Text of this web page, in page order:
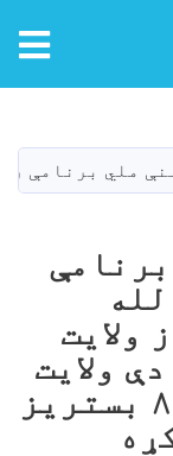
برنامې رئیس،
ولایت
ولایت
د روږدو درملنې له ۸۰ بستریز